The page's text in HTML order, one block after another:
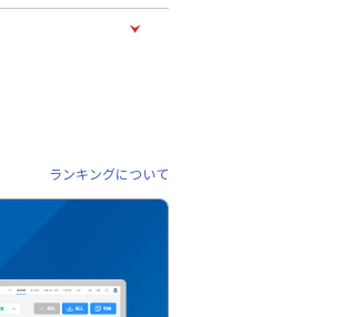
ランキングについて